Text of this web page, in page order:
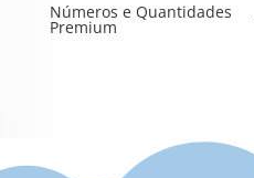
Números e Quantidades
Premium